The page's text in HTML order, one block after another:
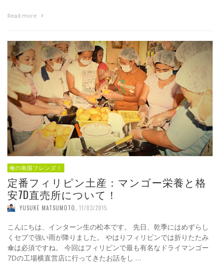
Read more
俺の南国フレンズ！
定番フィリピン土産：マンゴー栄養と格
安7D直売所について！
YUSUKE MATSUMOTO 11/03/2015
こんにちは、インターン生の松本です。 先日、乾季にはめずらし
くセブで強い雨が降りました。 やはりフィリピンでは折りたたみ
傘は必須ですね。 今回はフィリピンで最も有名なドライマンゴー
7Dの工場横直営店に行ってきたお話をし …